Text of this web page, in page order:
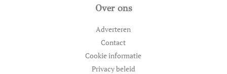
Over ons
Adverteren
Contact
Cookie informatie
Privacy beleid